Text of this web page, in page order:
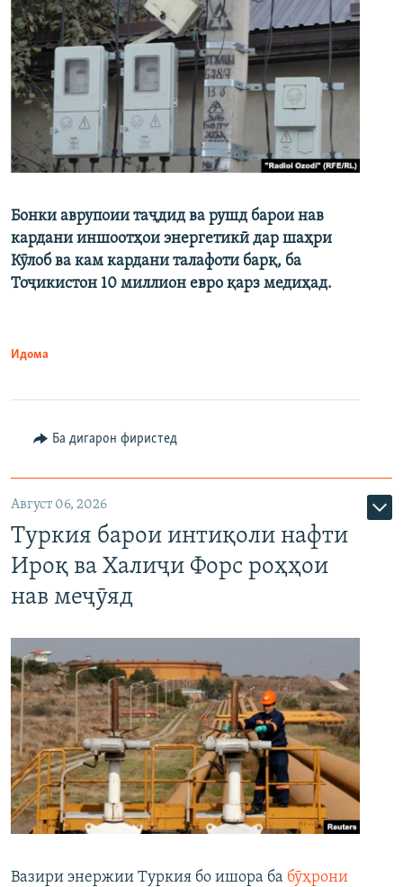
Бонки аврупоии таҷдид ва рушд барои нав
кардани иншоотҳои энергетикӣ дар шаҳри
Кӯлоб ва кам кардани талафоти барқ, ба
Тоҷикистон 10 миллион евро қарз медиҳад.
Идома
Ба дигарон фиристед
Август 06, 2026
Туркия барои интиқоли нафти
Ироқ ва Халиҷи Форс роҳҳои
нав меҷӯяд
Вазири энержии Туркия бо ишора ба бӯҳрони